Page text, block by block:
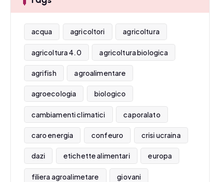
acqua agricoltori agricoltura
agricoltura 4.0 agricoltura biologica
agrifish agroalimentare
agroecologia biologico
cambiamenti climatici caporalato
caro energia confeuro crisi ucraina
dazi etichette alimentari europa
filiera agroalimetare giovani